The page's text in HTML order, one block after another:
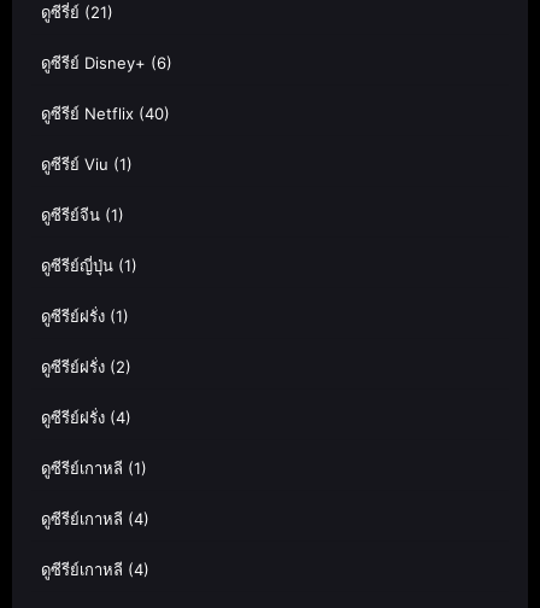
ดูซีรี่ย์ (21)
ดูซีรีย์ Disney+ (6)
ดูซีรีย์ Netflix (40)
ดูซีรีย์ Viu (1)
ดูซีรีย์จีน (1)
ดูซีรีย์ญี่ปุ่น (1)
ดูซีรีย์ฝรั่ง (1)
ดูซีรีย์ฝรั่ง (2)
ดูซีรีย์ฝรั่ง (4)
ดูซีรีย์เกาหลี (1)
ดูซีรีย์เกาหลี (4)
ดูซีรีย์เกาหลี (4)